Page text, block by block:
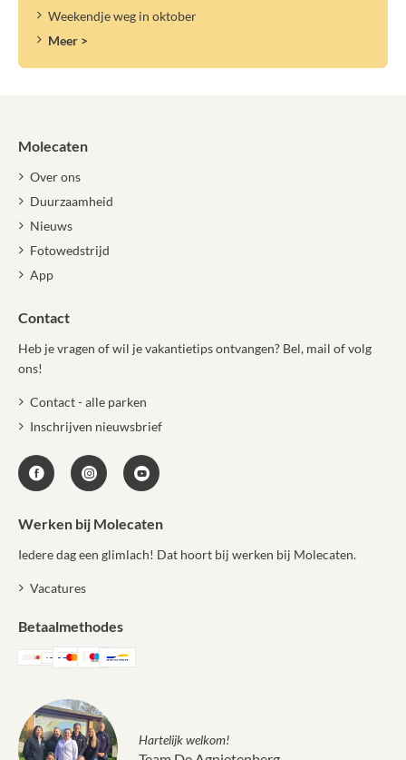
Weekendje weg in oktober
Meer >
Molecaten
Over ons
Duurzaamheid
Nieuws
Fotowedstrijd
App
Contact
Heb je vragen of wil je vakantietips ontvangen? Bel, mail of volg
ons!
Contact - alle parken
Inschrijven nieuwsbrief
Werken bij Molecaten
Iedere dag een glimlach! Dat hoort bij werken bij Molecaten.
Vacatures
Betaalmethodes
Hartelijk welkom!